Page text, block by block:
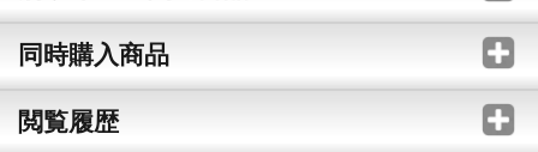
同時購入商品
閲覧履歴